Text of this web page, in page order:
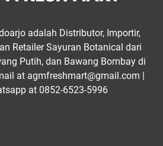
adalah Distributor, Importir,
Retailer Sayuran Botanical dari
Putih, dan Bawang Bombay di
at agmfreshmart@gmail.com |
at 0852-6523-5996